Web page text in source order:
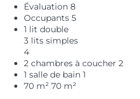
Évaluation 8
Occupants 5
1 lit double
3 lits simples
4
2 chambres à coucher 2
1 salle de bain 1
70 m² 70 m²